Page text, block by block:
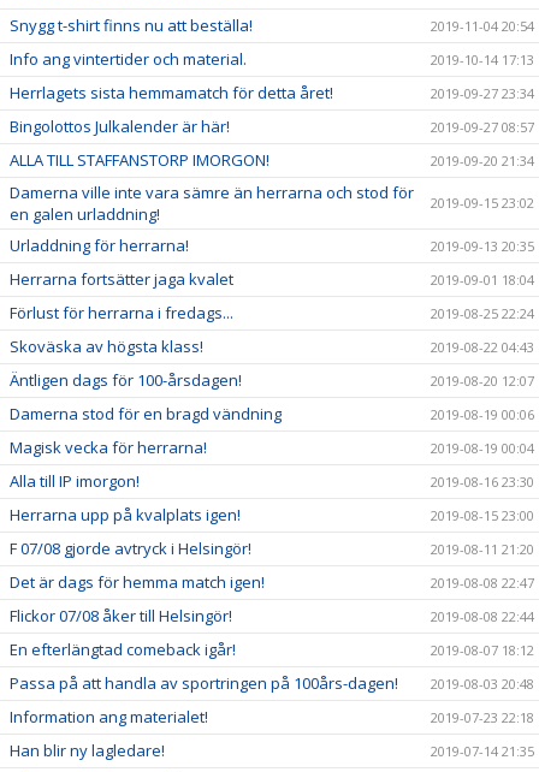
Snygg t-shirt finns nu att beställa! 2019-11-04 20:54
Info ang vintertider och material. 2019-10-14 17:13
Herrlagets sista hemmamatch för detta året! 2019-09-27 23:34
Bingolottos Julkalender är här! 2019-09-27 08:57
ALLA TILL STAFFANSTORP IMORGON! 2019-09-20 21:34
Damerna ville inte vara sämre än herrarna och stod för
en galen urladdning!
2019-09-15 23:02
Urladdning för herrarna! 2019-09-13 20:35
Herrarna fortsätter jaga kvalet 2019-09-01 18:04
Förlust för herrarna i fredags... 2019-08-25 22:24
Skoväska av högsta klass! 2019-08-22 04:43
Äntligen dags för 100-årsdagen! 2019-08-20 12:07
Damerna stod för en bragd vändning 2019-08-19 00:06
Magisk vecka för herrarna! 2019-08-19 00:04
Alla till IP imorgon! 2019-08-16 23:30
Herrarna upp på kvalplats igen! 2019-08-15 23:00
F 07/08 gjorde avtryck i Helsingör! 2019-08-11 21:20
Det är dags för hemma match igen! 2019-08-08 22:47
Flickor 07/08 åker till Helsingör! 2019-08-08 22:44
En efterlängtad comeback igår! 2019-08-07 18:12
Passa på att handla av sportringen på 100års-dagen! 2019-08-03 20:48
Information ang materialet! 2019-07-23 22:18
Han blir ny lagledare! 2019-07-14 21:35